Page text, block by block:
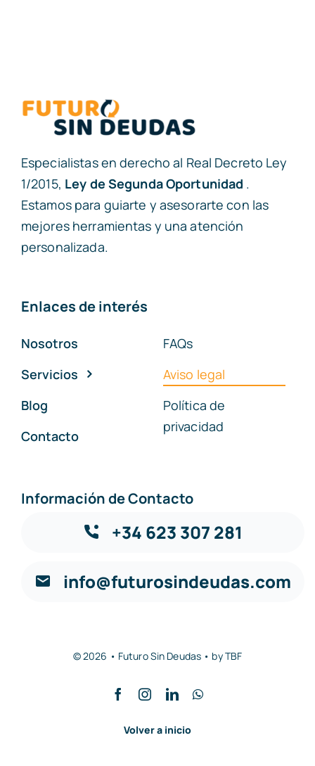
Especialistas en derecho al Real Decreto Ley
1/2015, Ley de Segunda Oportunidad .
Estamos para guiarte y asesorarte con las
mejores herramientas y una atención
personalizada.
Enlaces de interés
Nosotros
Servicios
Blog
Contacto
FAQs
Aviso legal
Política de
privacidad
Información de Contacto
+34 623 307 281
info@futurosindeudas.com
© 2026 • Futuro Sin Deudas • byTBF
Volver a inicio